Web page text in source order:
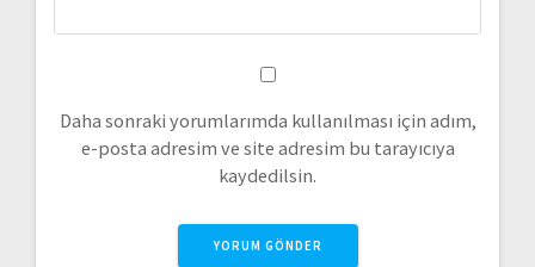
Daha sonraki yorumlarımda kullanılması için adım,
e-posta adresim ve site adresim bu tarayıcıya
kaydedilsin.